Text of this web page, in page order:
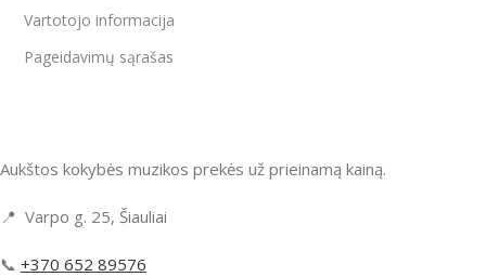
Vartotojo informacija
Pageidavimų sąrašas
Aukštos kokybės muzikos prekės už prieinamą kainą.
📍 Varpo g. 25, Šiauliai
📞 +370 652 89576